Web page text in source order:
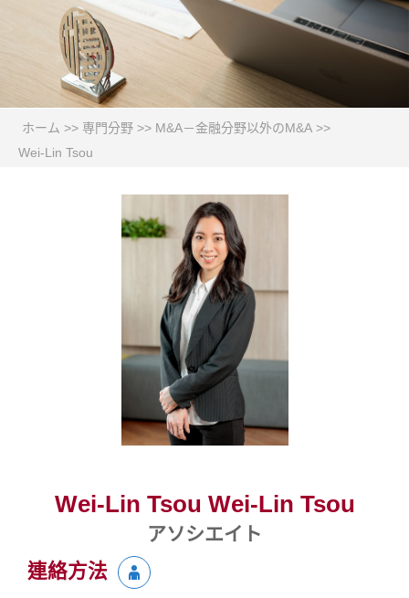
ホーム >> 専門分野 >> M&A－金融分野以外のM&A >>
Wei-Lin Tsou
Wei-Lin Tsou Wei-Lin Tsou
アソシエイト
連絡方法